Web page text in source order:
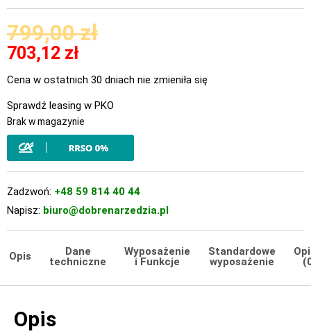
799,00zł
703,12 zł
Cena w ostatnich 30 dniach nie zmieniła się
Sprawdź leasing w PKO
Brak w magazynie
Zadzwoń: +48 59 814 40 44
Napisz: biuro@dobrenarzedzia.pl
Opis
Dane
techniczne
Wyposażenie
i Funkcje
Standardowe
wyposażenie
Opis